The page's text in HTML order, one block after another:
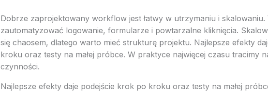
Dobrze zaprojektowany workflow jest łatwy w utrzymaniu i
zautomatyzować logowanie, formularze i powtarzalne kliknięcia.
się chaosem, dlatego warto mieć strukturę projektu. Najlepsze efekty
kroku oraz testy na małej próbce. W praktyce najwięcej czasu tracimy
czynności.
Najlepsze efekty daje podejście krok po kroku oraz testy na małej